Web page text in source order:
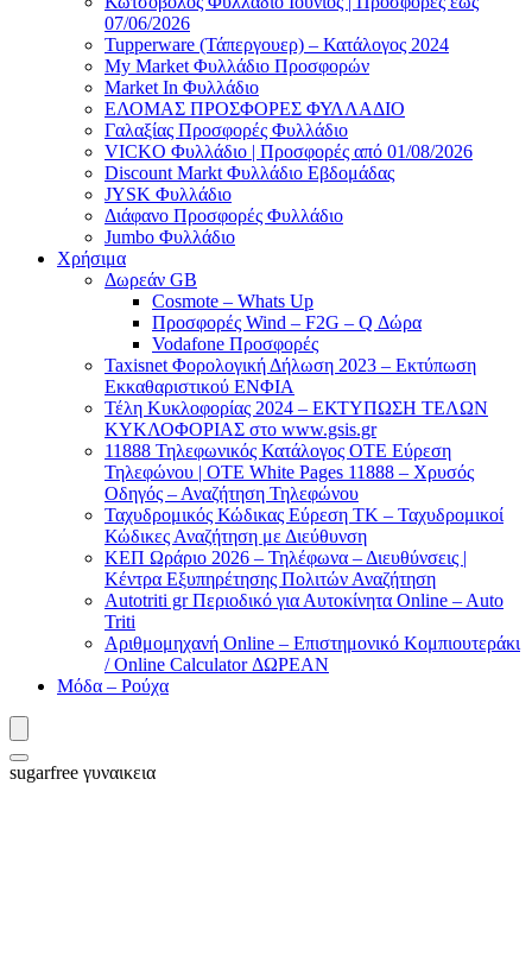
07/06/2026
Tupperware (Τάπεργουερ) – Κατάλογος 2024
My Market Φυλλάδιο Προσφορών
Market In Φυλλάδιο
ΕΛΟΜΑΣ ΠΡΟΣΦΟΡΕΣ ΦΥΛΛΑΔΙΟ
Γαλαξίας Προσφορές Φυλλάδιο
VICKO Φυλλάδιο | Προσφορές από 01/08/2026
Discount Markt Φυλλάδιο Εβδομάδας
JYSK Φυλλάδιο
Διάφανο Προσφορές Φυλλάδιο
Jumbo Φυλλάδιο
Χρήσιμα
Δωρεάν GB
Cosmote – Whats Up
Προσφορές Wind – F2G – Q Δώρα
Vodafone Προσφορές
Taxisnet Φορολογική Δήλωση 2023 – Εκτύπωση
Εκκαθαριστικού EΝΦΙΑ
Τέλη Kυκλοφορίας 2024 – ΕΚΤΥΠΩΣΗ ΤΕΛΩΝ
ΚΥΚΛΟΦΟΡΙΑΣ στο www.gsis.gr
11888 Τηλεφωνικός Κατάλογος ΟΤΕ Εύρεση
Τηλεφώνου | OTE White Pages 11888 – Χρυσός
Οδηγός – Αναζήτηση Τηλεφώνου
Ταχυδρομικός Κώδικας Εύρεση ΤΚ – Ταχυδρομικοί
Κώδικες Αναζήτηση με Διεύθυνση
ΚΕΠ Ωράριο 2026 – Τηλέφωνα – Διευθύνσεις |
Κέντρα Εξυπηρέτησης Πολιτών Αναζήτηση
Autotriti gr Περιοδικό για Αυτοκίνητα Online – Auto
Triti
Αριθμομηχανή Online – Επιστημονικό Κομπιουτεράκι
/ Online Calculator ΔΩΡΕΑΝ
Μόδα – Ρούχα
sugarfree γυναικεια